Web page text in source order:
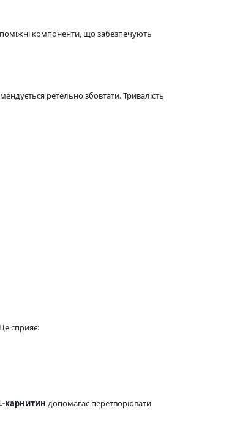
компоненти, що забезпечують
ретельно збовтати. Тривалість
сприяє:
карнитин допомагає перетворювати